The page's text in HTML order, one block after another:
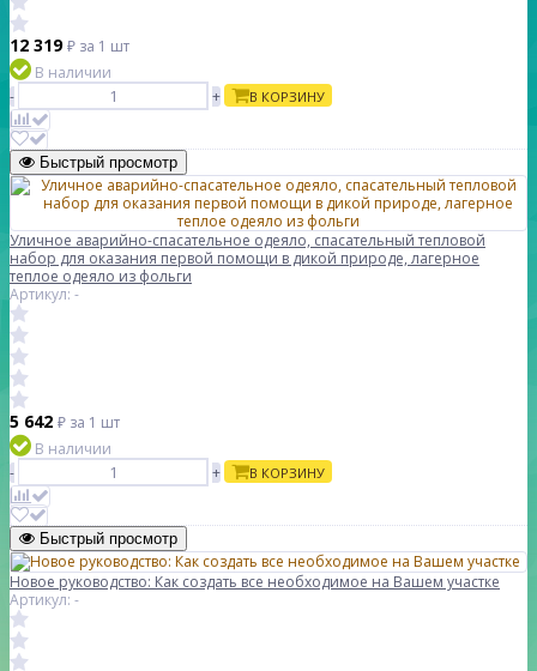
12 319₽ за 1 шт
В наличии
-
+ В КОРЗИНУ
Быстрый просмотр
Уличное аварийно-спасательное одеяло, спасательный тепловой
набор для оказания первой помощи в дикой природе, лагерное
теплое одеяло из фольги
Артикул: -
5 642 ₽ за 1 шт
В наличии
-
+ В КОРЗИНУ
Быстрый просмотр
Новое руководство: Как создать все необходимое на Вашем участке
Артикул: -